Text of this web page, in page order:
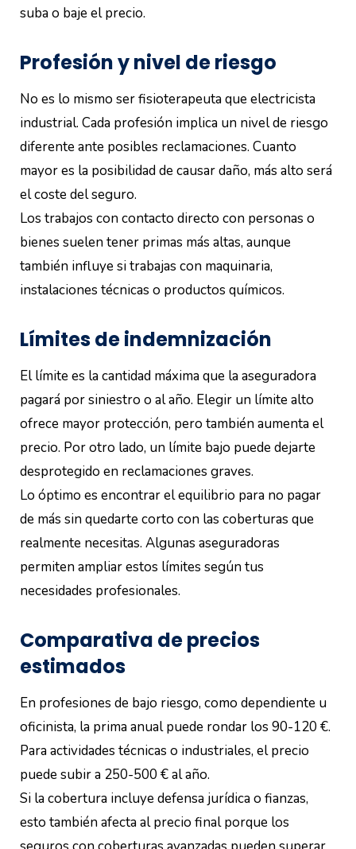
suba o baje el precio.
Profesión y nivel de riesgo
No es lo mismo ser fisioterapeuta que electricista
industrial. Cada profesión implica un nivel de riesgo
diferente ante posibles reclamaciones. Cuanto
mayor es la posibilidad de causar daño, más alto será
el coste del seguro.
Los trabajos con contacto directo con personas o
bienes suelen tener primas más altas, aunque
también influye si trabajas con maquinaria,
instalaciones técnicas o productos químicos.
Límites de indemnización
El límite es la cantidad máxima que la aseguradora
pagará por siniestro o al año. Elegir un límite alto
ofrece mayor protección, pero también aumenta el
precio. Por otro lado, un límite bajo puede dejarte
desprotegido en reclamaciones graves.
Lo óptimo es encontrar el equilibrio para no pagar
de más sin quedarte corto con las coberturas que
realmente necesitas. Algunas aseguradoras
permiten ampliar estos límites según tus
necesidades profesionales.
Comparativa de precios
estimados
En profesiones de bajo riesgo, como dependiente u
oficinista, la prima anual puede rondar los 90-120 €.
Para actividades técnicas o industriales, el precio
puede subir a 250-500 € al año.
Si la cobertura incluye defensa jurídica o fianzas,
esto también afecta al precio final porque los